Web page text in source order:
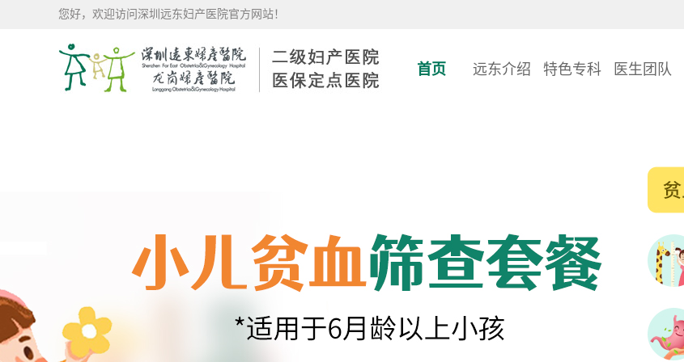
您好，欢迎访问深圳远东妇产医院官方网站！
首页 远东介绍 特色专科 医生团队